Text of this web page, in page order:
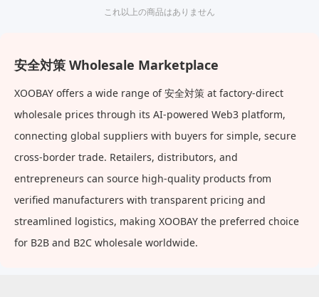
これ以上の商品はありません
安全対策 Wholesale Marketplace
XOOBAY offers a wide range of 安全対策 at factory-direct
wholesale prices through its AI-powered Web3 platform,
connecting global suppliers with buyers for simple, secure
cross-border trade. Retailers, distributors, and
entrepreneurs can source high-quality products from
verified manufacturers with transparent pricing and
streamlined logistics, making XOOBAY the preferred choice
for B2B and B2C wholesale worldwide.